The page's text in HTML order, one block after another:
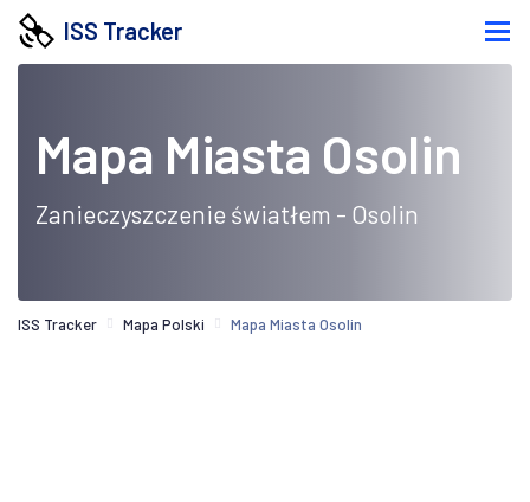
ISS Tracker
Mapa Miasta Osolin
Zanieczyszczenie światłem - Osolin
ISS Tracker Mapa Polski Mapa Miasta Osolin